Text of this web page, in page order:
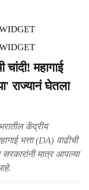
महागाई
राज्यानं घेतला
केंद्रीय
भत्ता (DA) वाढीची
मात्र आपल्या